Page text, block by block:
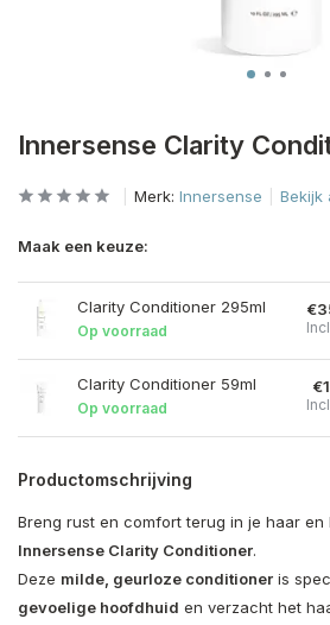
Innersense Clarity
Merk: Innersense Bekijk
Maak een keuze:
Clarity Conditioner 295ml
Op voorraad
Clarity Conditioner 59ml
Op voorraad
Productomschrijving
Breng rust en comfort terug in je haar en
Innersense Clarity Conditioner.
Deze milde, geurloze conditioner is
gevoelige hoofdhuid en verzacht het